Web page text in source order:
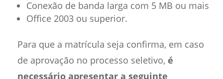
Conexão de banda larga com 5 MB ou mais
Office 2003 ou superior.
Para que a matrícula seja confirma, em caso
de aprovação no processo seletivo, é
necessário apresentar a seguinte